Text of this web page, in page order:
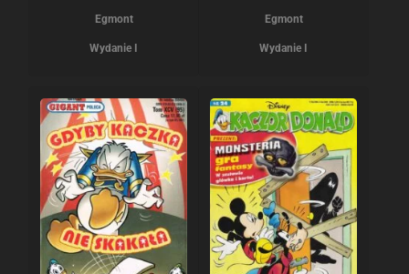
Egmont
Wydanie I
Egmont
Wydanie I